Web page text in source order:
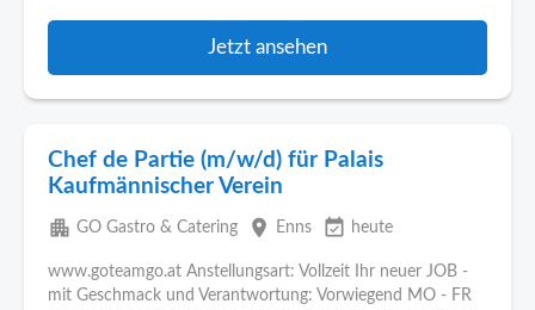
Jetzt ansehen
Chef de Partie (m/w/d) für Palais
Kaufmännischer Verein
apartment GO Gastro & Catering place Enns event_available heute
www.goteamgo.at Anstellungsart: Vollzeit Ihr neuer JOB -
mit Geschmack und Verantwortung: Vorwiegend MO - FR